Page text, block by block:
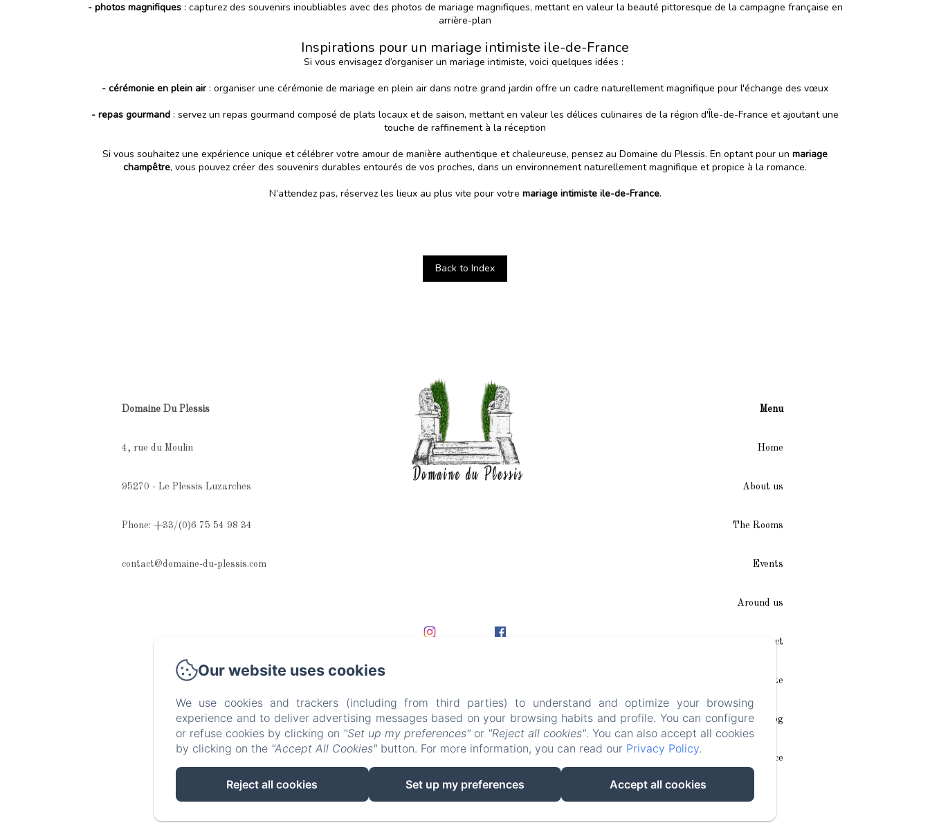
- photos magnifiques : capturez des souvenirs inoubliables avec des photos de mariage magnifiques, mettant en valeur la beauté pittoresque de la campagne française en
arrière-plan
Inspirations pour un mariage intimiste ile-de-France
Si vous envisagez d’organiser un mariage intimiste, voici quelques idées :
- cérémonie en plein air : organiser une cérémonie de mariage en plein air dans notre grand jardin offre un cadre naturellement magnifique pour l'échange des vœux
- repas gourmand : servez un repas gourmand composé de plats locaux et de saison, mettant en valeur les délices culinaires de la région d'Île-de-France et ajoutant une
touche de raffinement à la réception
Si vous souhaitez une expérience unique et célébrer votre amour de manière authentique et chaleureuse, pensez au Domaine du Plessis. En optant pour un mariage
champêtre, vous pouvez créer des souvenirs durables entourés de vos proches, dans un environnement naturellement magnifique et propice à la romance.
N’attendez pas, réservez les lieux au plus vite pour votre mariage intimiste ile-de-France.
Back to Index
Domaine Du Plessis
4, rue du Moulin
95270 - Le Plessis Luzarches
Phone: +33/(0)6 75 54 98 34
contact@domaine-du-plessis.com
EN FR DE
Menu
Home
About us
The Rooms
Events
Around us
Access / Contact
Plan du site
Blog
Legal notice
Our website uses cookies
We use cookies and trackers (including from third parties) to understand and optimize your browsing
experience and to deliver advertising messages based on your browsing habits and profile. You can configure
or refuse cookies by clicking on "Set up my preferences" or "Reject all cookies". You can also accept all cookies
by clicking on the "Accept All Cookies" button. For more information, you can read our Privacy Policy.
Reject all cookies Set up my preferences Accept all cookies